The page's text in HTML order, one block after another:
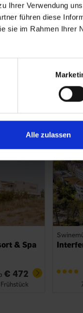
Ihrer Verwendung
führen diese
sie im Rahmen Ihrer
Alle zulassen
7 Tage + Flug +
& Spa
€ 472
Frühstück